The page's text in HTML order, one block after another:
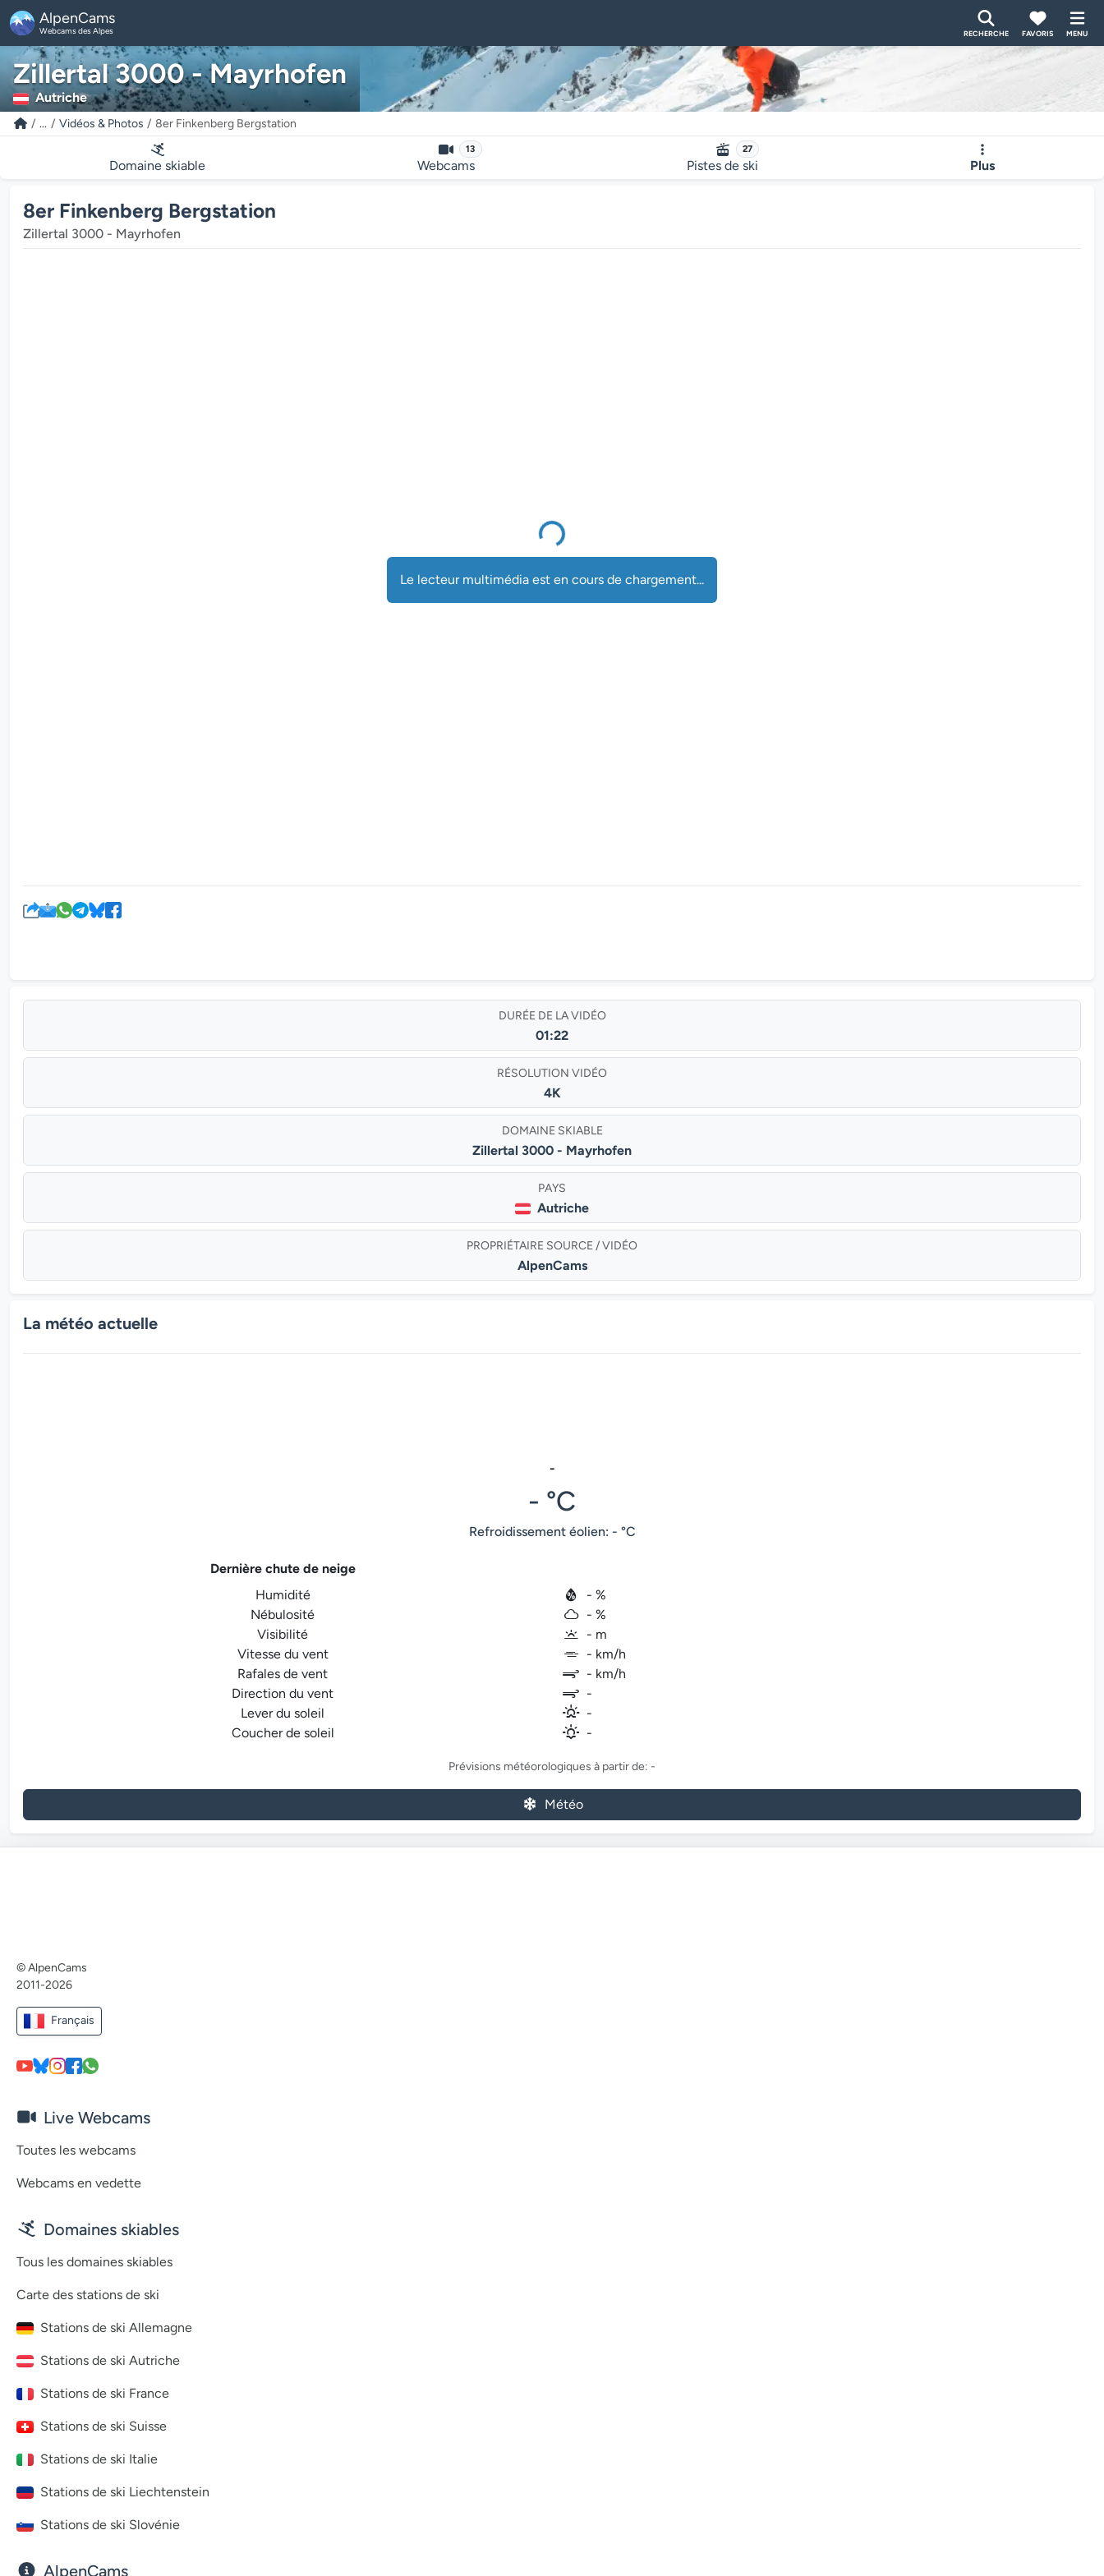
AlpenCams
Webcams des Alpes RECHERCHE FAVORIS MENU
Zillertal 3000 - Mayrhofen
Autriche
... Vidéos & Photos 8er Finkenberg Bergstation
Domaine skiable
13
Webcams
27
Pistes de ski Plus
8er Finkenberg Bergstation
Zillertal 3000 - Mayrhofen
Le lecteur multimédia est en cours de chargement...
Le lecteur multimédia est en cours de chargement...
DURÉE DE LA VIDÉO
01:22
RÉSOLUTION VIDÉO
4K
DOMAINE SKIABLE
Zillertal 3000 - Mayrhofen
PAYS
Autriche
PROPRIÉTAIRE SOURCE / VIDÉO
AlpenCams
La météo actuelle
-
- °C
Refroidissement éolien: - °C
Dernière chute de neige
Humidité
- %
Nébulosité
- %
Visibilité
- m
Vitesse du vent
- km/h
Rafales de vent
- km/h
Direction du vent
-
Lever du soleil
-
Coucher de soleil
-
Prévisions météorologiques à partir de: -
Météo
© AlpenCams
2011-2026
Français
Live Webcams
Toutes les webcams
Webcams en vedette
Domaines skiables
Tous les domaines skiables
Carte des stations de ski
Stations de ski Allemagne
Stations de ski Autriche
Stations de ski France
Stations de ski Suisse
Stations de ski Italie
Stations de ski Liechtenstein
Stations de ski Slovénie
AlpenCams